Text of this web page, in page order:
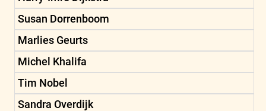
Susan Dorrenboom
Marlies Geurts
Michel Khalifa
Tim Nobel
Sandra Overdijk